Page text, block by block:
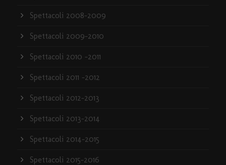
Spettacoli 2008-2009
Spettacoli 2009-2010
Spettacoli 2010 -2011
Spettacoli 2011 -2012
Spettacoli 2012-2013
Spettacoli 2013-2014
Spettacoli 2014-2015
Spettacoli 2015-2016